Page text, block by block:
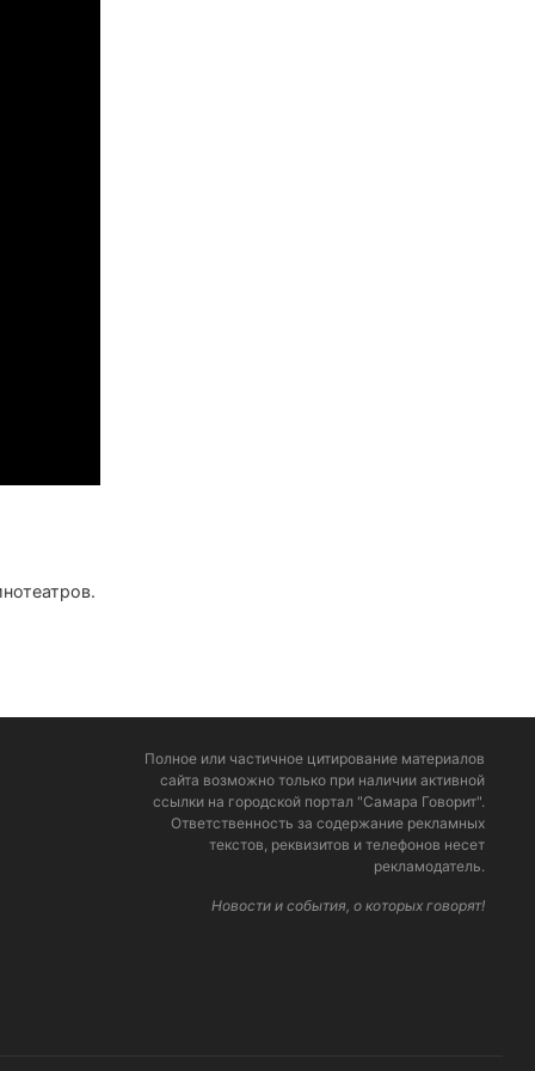
Полное или частичное цитирование материалов
сайта возможно только при наличии активной
ссылки на городской портал "Самара Говорит".
Ответственность за содержание рекламных
текстов, реквизитов и телефонов несет
рекламодатель.
Новости и события, о которых говорят!